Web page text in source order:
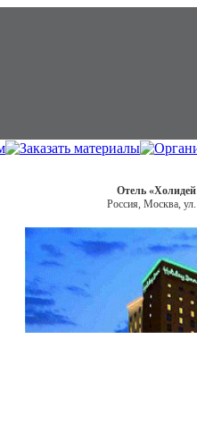
Отель
Россия, Москва,